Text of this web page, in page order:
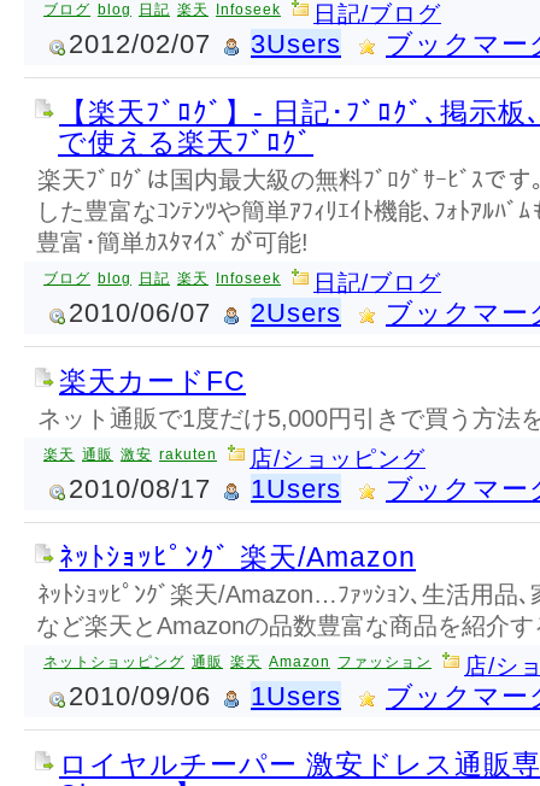
ブログ blog 日記 楽天 Infoseek 日記/ブログ
2012/02/07 3Users ブックマー
【楽天ﾌﾞﾛｸﾞ】- 日記･ﾌﾞﾛｸﾞ､掲示
で使える楽天ﾌﾞﾛｸﾞ
楽天ﾌﾞﾛｸﾞは国内最大級の無料ﾌﾞﾛｸﾞｻｰﾋﾞｽで
した豊富なｺﾝﾃﾝﾂや簡単ｱﾌｨﾘｴｲﾄ機能､ﾌｫﾄｱﾙﾊﾞ
豊富･簡単ｶｽﾀﾏｲｽﾞが可能!
ブログ blog 日記 楽天 Infoseek 日記/ブログ
2010/06/07 2Users ブックマー
楽天カードFC
ネット通販で1度だけ5,000円引きで買う方法
楽天 通販 激安 rakuten 店/ショッピング
2010/08/17 1Users ブックマー
ﾈｯﾄｼｮｯﾋﾟﾝｸﾞ 楽天/Amazon
ﾈｯﾄｼｮｯﾋﾟﾝｸﾞ楽天/Amazon…ﾌｧｯｼｮﾝ､生活用品
など楽天とAmazonの品数豊富な商品を紹介す
ネットショッピング 通販 楽天 Amazon ファッション 店/シ
2010/09/06 1Users ブックマー
ロイヤルチーパー 激安ドレス通販